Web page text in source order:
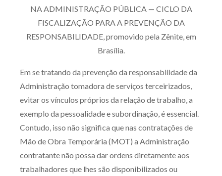
Zênite in Company
Diferenciais
Av. Sete de Setembro, 4698
Batel Curitiba/PR CEP80240-000
Telefone (41) 2109-8666
Whatsapp (41) 98881-6616
NA ADMINISTRAÇÃO PÚBLICA — CICLO DA
FISCALIZAÇÃO PARA A PREVENÇÃO DA
RESPONSABILIDADE, promovido pela Zênite, em
Brasília.
Em se tratando da prevenção da responsabilidade da
Administração tomadora de serviços terceirizados,
evitar os vínculos próprios da relação de trabalho, a
exemplo da pessoalidade e subordinação, é essencial.
Contudo, isso não significa que nas contratações de
Mão de Obra Temporária (MOT) a Administração
contratante não possa dar ordens diretamente aos
trabalhadores que lhes são disponibilizados ou